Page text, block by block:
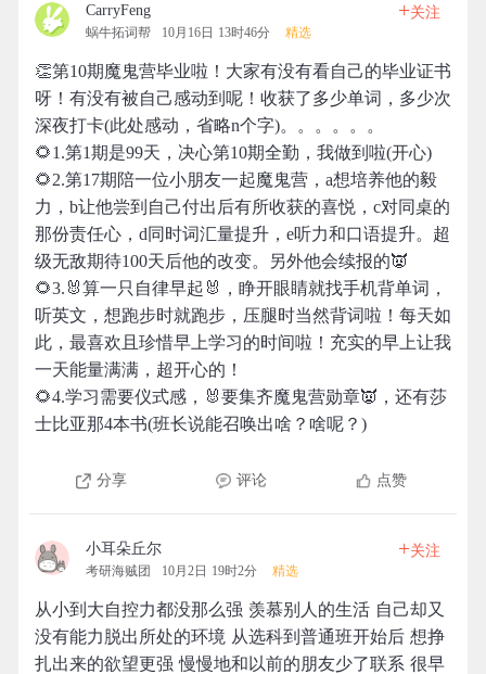
CarryFeng
蜗牛拓词帮 10月16日 13时46分 精选
+关注
👏第10期魔鬼营毕业啦！大家有没有看自己的毕业证书
呀！有没有被自己感动到呢！收获了多少单词，多少次
深夜打卡(此处感动，省略n个字)。。。。。。
🌻1.第1期是99天，决心第10期全勤，我做到啦(开心)
🌻2.第17期陪一位小朋友一起魔鬼营，a想培养他的毅
力，b让他尝到自己付出后有所收获的喜悦，c对同桌的
那份责任心，d同时词汇量提升，e听力和口语提升。超
级无敌期待100天后他的改变。另外他会续报的👿
🌻3.🐰算一只自律早起🐰，睁开眼睛就找手机背单词，
听英文，想跑步时就跑步，压腿时当然背词啦！每天如
此，最喜欢且珍惜早上学习的时间啦！充实的早上让我
一天能量满满，超开心的！
🌻4.学习需要仪式感，🐰要集齐魔鬼营勋章👿，还有莎
士比亚那4本书(班长说能召唤出啥？啥呢？)
分享 评论 点赞
小耳朵丘尔
考研海贼团 10月2日 19时2分 精选
+关注
从小到大自控力都没那么强 羡慕别人的生活 自己却又
没有能力脱出所处的环境 从选科到普通班开始后 想挣
扎出来的欲望更强 慢慢地和以前的朋友少了联系 很早